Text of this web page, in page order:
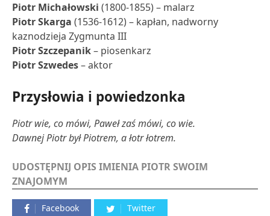
Piotr Michałowski (1800-1855) – malarz
Piotr Skarga (1536-1612) – kapłan, nadworny
kaznodzieja Zygmunta III
Piotr Szczepanik– piosenkarz
Piotr Szwedes– aktor
Przysłowia i powiedzonka
Piotr wie, co mówi, Paweł zaś mówi, co wie.
Dawnej Piotr był Piotrem, a łotr łotrem.
UDOSTĘPNIJ OPIS IMIENIA PIOTR SWOIM
ZNAJOMYM
Facebook Twitter